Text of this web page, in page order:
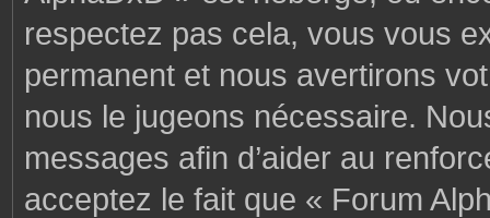
respectez pas cela, vous vous
permanent et nous avertirons
nous le jugeons nécessaire.
messages afin d’aider au
acceptez le fait que « Forum